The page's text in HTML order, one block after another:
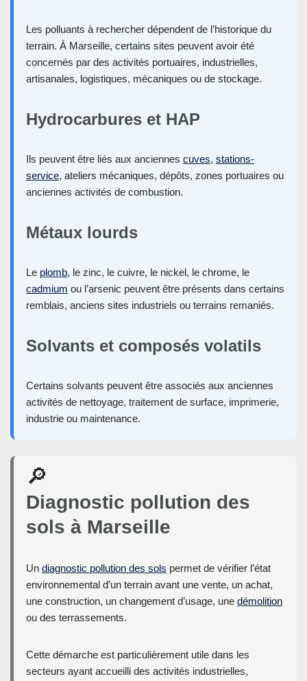
Les polluants à rechercher dépendent de l’historique du
terrain. À Marseille, certains sites peuvent avoir été
concernés par des activités portuaires, industrielles,
artisanales, logistiques, mécaniques ou de stockage.
Hydrocarbures et HAP
Ils peuvent être liés aux anciennes cuves, stations-
service, ateliers mécaniques, dépôts, zones portuaires ou
anciennes activités de combustion.
Métaux lourds
Le plomb, le zinc, le cuivre, le nickel, le chrome, le
cadmium ou l’arsenic peuvent être présents dans certains
remblais, anciens sites industriels ou terrains remaniés.
Solvants et composés volatils
Certains solvants peuvent être associés aux anciennes
activités de nettoyage, traitement de surface, imprimerie,
industrie ou maintenance.
🔎
Diagnostic pollution des
sols à Marseille
Un diagnostic pollution des sols permet de vérifier l’état
environnemental d’un terrain avant une vente, un achat,
une construction, un changement d’usage, une démolition
ou des terrassements.
Cette démarche est particulièrement utile dans les
secteurs ayant accueilli des activités industrielles,